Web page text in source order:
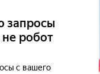
запросы
робот
с вашего